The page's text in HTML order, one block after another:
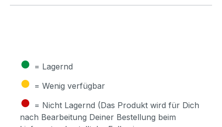
● = Lagernd
● = Wenig verfügbar
● = Nicht Lagernd (Das Produkt wird für Dich
nach Bearbeitung Deiner Bestellung beim